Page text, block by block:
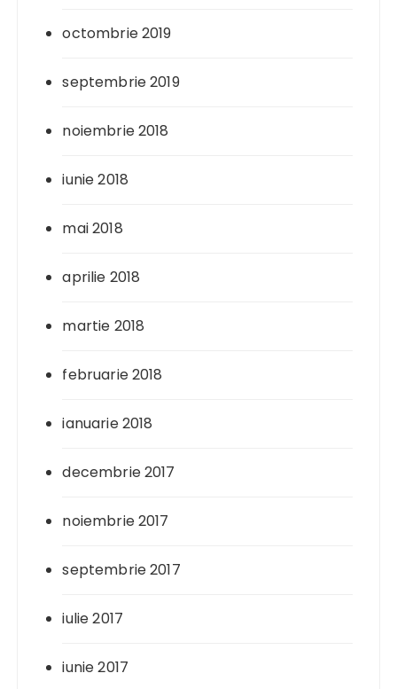
octombrie 2019
septembrie 2019
noiembrie 2018
iunie 2018
mai 2018
aprilie 2018
martie 2018
februarie 2018
ianuarie 2018
decembrie 2017
noiembrie 2017
septembrie 2017
iulie 2017
iunie 2017